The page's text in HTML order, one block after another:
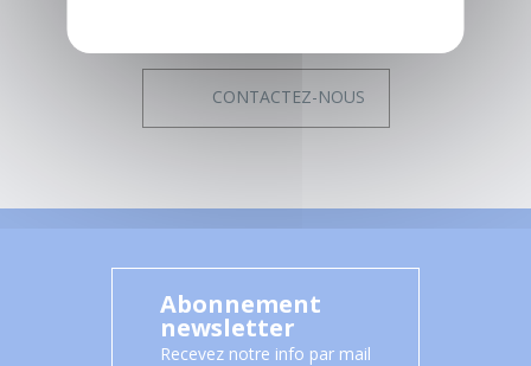
CONTACTEZ-NOUS
Abonnement
newsletter
Recevez notre info par mail